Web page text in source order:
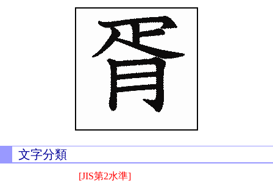
文字分類
[JIS第2水準]